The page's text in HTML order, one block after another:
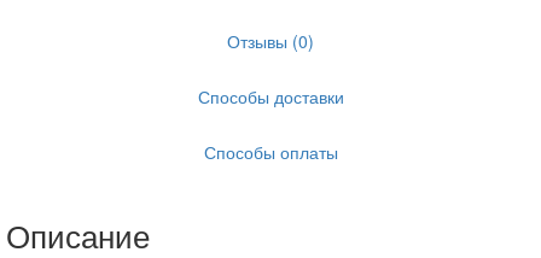
Отзывы (0)
Способы доставки
Способы оплаты
Описание